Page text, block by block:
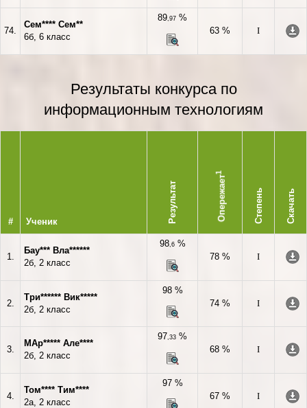
74.
Сем**** Сем**
6б, 6 класс
89,97 %
63 %
I
Результаты конкурса по
информационным технологиям
# Ученик Результат Опережает
1
Степень Скачать
1.
Бау*** Вла******
2б, 2 класс
98,6%
78 %
I
2.
Три****** Вик*****
2б, 2 класс
98 %
74 %
I
3.
МАр***** Але****
2б, 2 класс
97,33 %
68 %
I
4.
Том**** Тим****
2а, 2 класс
97 %
67 %
I